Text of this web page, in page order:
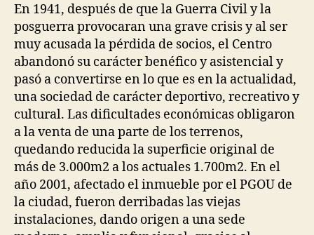
En 1941, después de que la Guerra Civil y la
posguerra provocaran una grave crisis y al ser
muy acusada la pérdida de socios, el Centro
abandonó su carácter benéfico y asistencial y
pasó a convertirse en lo que es en la actualidad,
una sociedad de carácter deportivo, recreativo y
cultural. Las dificultades económicas obligaron
a la venta de una parte de los terrenos,
quedando reducida la superficie original de
más de 3.000m2 a los actuales 1.700m2. En el
año 2001, afectado el inmueble por el PGOU de
la ciudad, fueron derribadas las viejas
instalaciones, dando origen a una sede